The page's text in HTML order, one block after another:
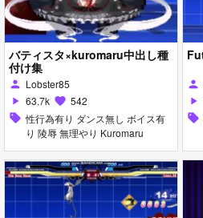
バティスタ×kuromaru中出し種
付け集
person Lobster85
play_arrow 63.7k favorite 542
sell 性行為有り ダンス無し ボイス有
り 陵辱 無理やり Kuromaru
person
play_arrow
sell